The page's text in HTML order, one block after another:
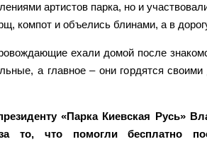
артистов парка, но и
компот и объелись блинами, а в
ехали домой после
а главное – они гордятся
«Парка Киевская Русь»
то, что помогли бесплатно